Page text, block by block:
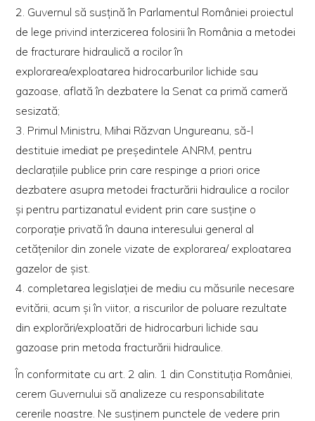
2. Guvernul să susţină în Parlamentul României proiectul
de lege privind interzicerea folosirii în România a metodei
de fracturare hidraulică a rocilor în
explorarea/exploatarea hidrocarburilor lichide sau
gazoase, aflată în dezbatere la Senat ca primă cameră
sesizată;
3. Primul Ministru, Mihai Răzvan Ungureanu, să-l
destituie imediat pe preşedintele ANRM, pentru
declaraţiile publice prin care respinge a priori orice
dezbatere asupra metodei fracturării hidraulice a rocilor
şi pentru partizanatul evident prin care susţine o
corporaţie privată în dauna interesului general al
cetăţenilor din zonele vizate de explorarea/ exploatarea
gazelor de şist.
4. completarea legislaţiei de mediu cu măsurile necesare
evitării, acum şi în viitor, a riscurilor de poluare rezultate
din explorări/exploatări de hidrocarburi lichide sau
gazoase prin metoda fracturării hidraulice.
În conformitate cu art. 2 alin. 1 din Constituţia României,
cerem Guvernului să analizeze cu responsabilitate
cererile noastre. Ne susţinem punctele de vedere prin